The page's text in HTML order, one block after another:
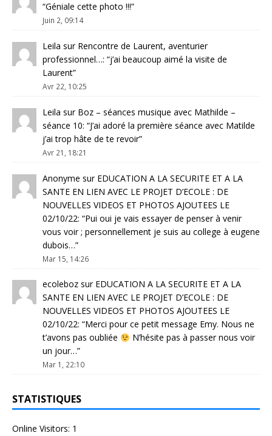
“Géniale cette photo !!!”
Juin 2, 09:14
Leila sur Rencontre de Laurent, aventurier
professionnel…: “j’ai beaucoup aimé la visite de
Laurent”
Avr 22, 10:25
Leila sur Boz – séances musique avec Mathilde –
séance 10: “J’ai adoré la première séance avec Matilde
j’ai trop hâte de te revoir”
Avr 21, 18:21
Anonyme sur EDUCATION A LA SECURITE ET A LA
SANTE EN LIEN AVEC LE PROJET D’ECOLE : DE
NOUVELLES VIDEOS ET PHOTOS AJOUTEES LE
02/10/22: “Pui oui je vais essayer de penser à venir
vous voir ; personnellement je suis au college à eugene
dubois…”
Mar 15, 14:26
ecoleboz sur EDUCATION A LA SECURITE ET A LA
SANTE EN LIEN AVEC LE PROJET D’ECOLE : DE
NOUVELLES VIDEOS ET PHOTOS AJOUTEES LE
02/10/22: “Merci pour ce petit message Emy. Nous ne
t’avons pas oubliée
N’hésite pas à passer nous voir
un jour…”
Mar 1, 22:10
STATISTIQUES
Online Visitors: 1